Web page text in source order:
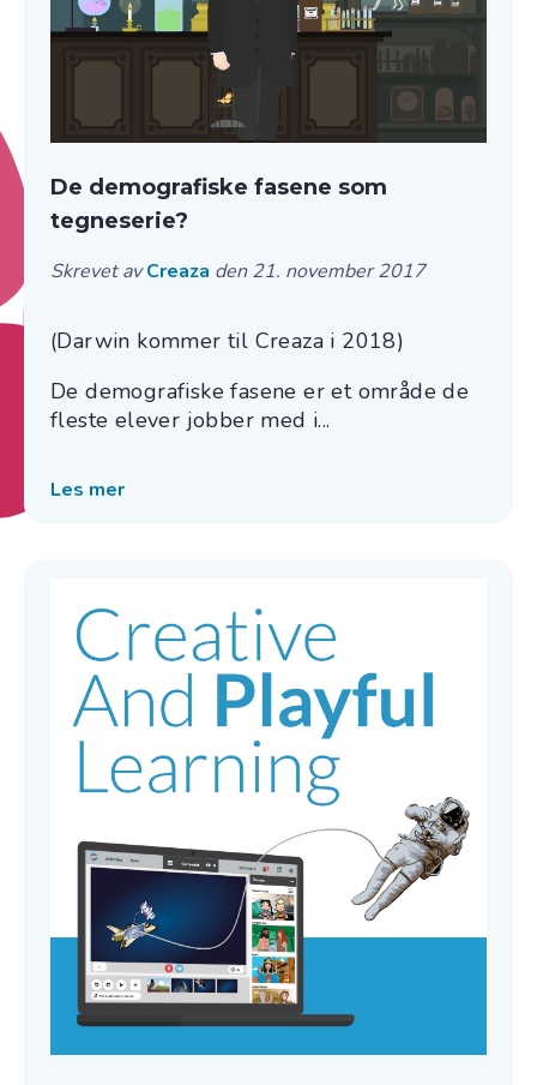
De demografiske fasene som
tegneserie?
Skrevet avCreaza den 21. november 2017
(Darwin kommer til Creaza i 2018)
De demografiske fasene er et område de
fleste elever jobber med i...
Les mer